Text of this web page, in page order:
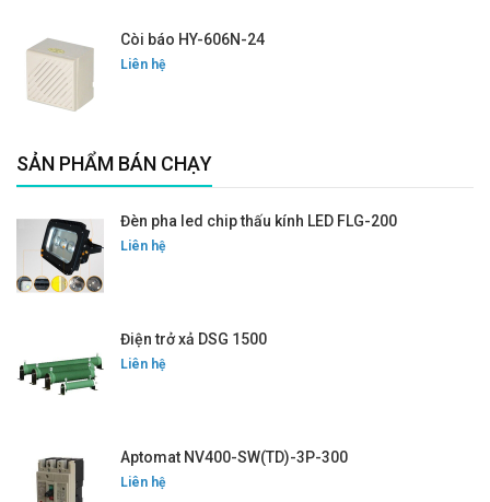
Còi báo HY-606N-24
Liên hệ
SẢN PHẨM BÁN CHẠY
Đèn pha led chip thấu kính LED FLG-200
Liên hệ
Điện trở xả DSG 1500
Liên hệ
Aptomat NV400-SW(TD)-3P-300
Liên hệ